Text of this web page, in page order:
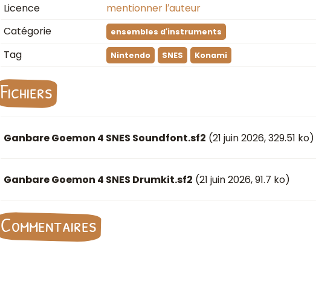
Licence
mentionner l′auteur
Catégorie
ensembles d′instruments
Tag Nintendo SNES Konami
Fichiers
Ganbare Goemon 4 SNES Soundfont.sf2 (21 juin 2026, 329.51 ko)
Ganbare Goemon 4 SNES Drumkit.sf2 (21 juin 2026, 91.7 ko)
Commentaires